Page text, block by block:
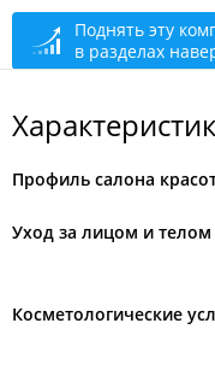
открыто: 09:00–20:00
Поднять эту
в разделах
Профиль салона
Уход за лицом и телом
Косметологические